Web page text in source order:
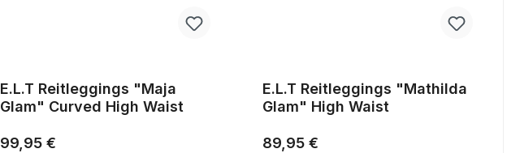
E.L.T Reitleggings "Maja
Glam" Curved High Waist
Regulärer Preis:
99,95 €
E.L.T Reitleggings "Mathilda
Glam" High Waist
Regulärer Preis:
89,95 €